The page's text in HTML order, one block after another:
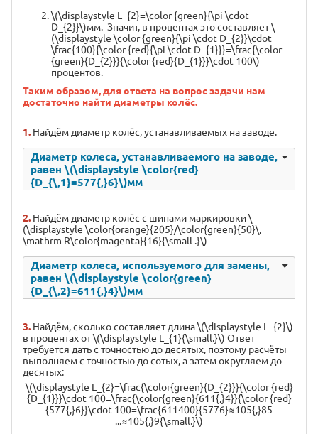
\(\displaystyle L_{2}=\color {green}{\pi \cdot
D_{2}}\)мм. Значит, в процентах это составляет \
(\displaystyle \color {green}{\pi \cdot D_{2}}\cdot
\frac{100}{\color {red}{\pi \cdot D_{1}}}=\frac{\color
{green}{D_{2}}}{\color {red}{D_{1}}}\cdot 100\)
процентов.
Таким образом, для ответа на вопрос задачи нам
достаточно найти диаметры колёс.
1. Найдём диаметр колёс, устанавливаемых на заводе.
Диаметр колеса, устанавливаемого на заводе,
равен \(\displaystyle \color{red}
{D_{\,1}=577{,}6}\)мм
2. Найдём диаметр колёс с шинами маркировки \
(\displaystyle \color{orange}{205}/\color{green}{50}\,
\mathrm R\color{magenta}{16}{\small .}\)
Диаметр колеса, используемого для замены,
равен \(\displaystyle \color{green}
{D_{\,2}=611{,}4}\)мм
3. Найдём, сколько составляет длина \(\displaystyle L_{2}\)
в процентах от \(\displaystyle L_{1}{\small.}\) Ответ
требуется дать с точностью до десятых, поэтому расчёты
выполняем с точностью до сотых, а затем округляем до
десятых:
\(\displaystyle L_{2}=\frac{\color{green}{D_{2}}}{\color {red}
{D_{1}}}\cdot 100=\frac{\color{green}{611{,}4}}{\color {red}
{577{,}6}}\cdot 100=\frac{611400}{5776}≈105{,}85
...≈105{,}9{\small.}\)